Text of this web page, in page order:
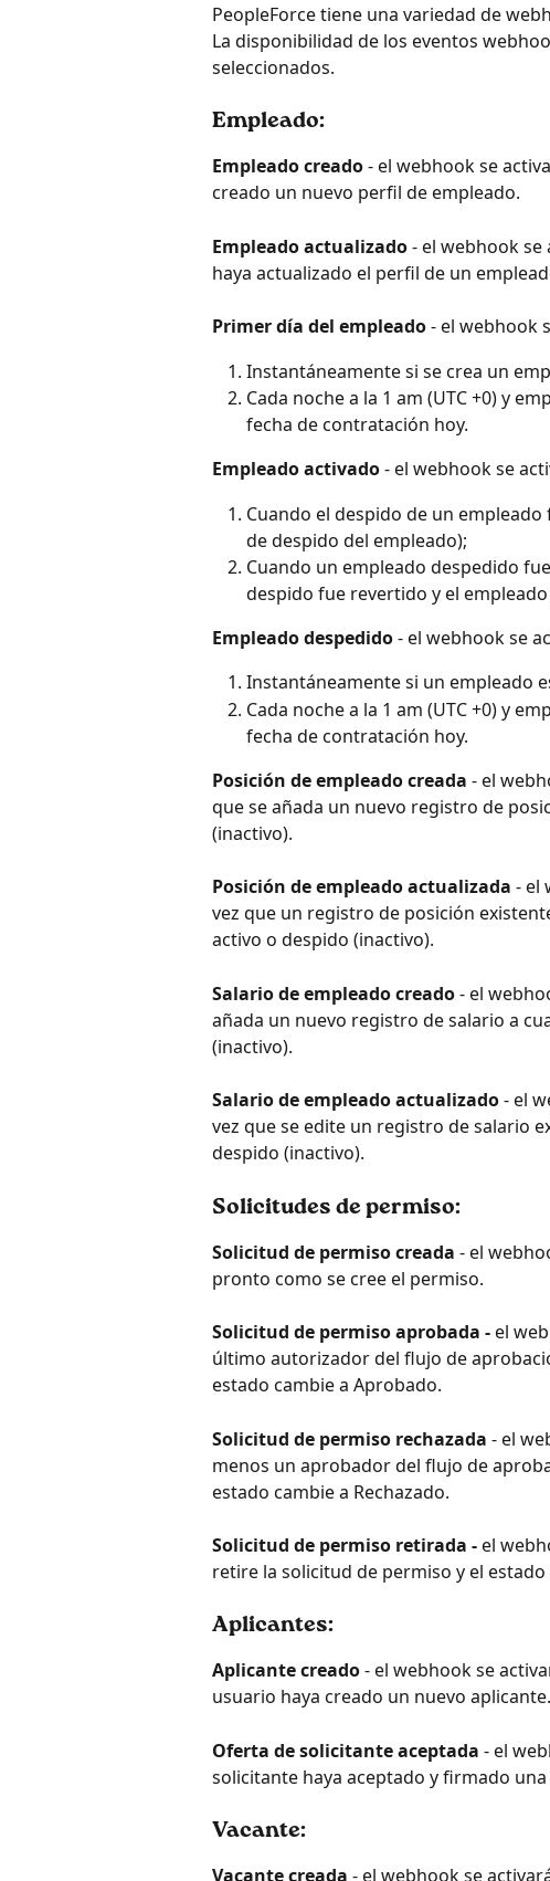
PeopleForce tiene una variedad de
La disponibilidad de los eventos
seleccionados.
Empleado:
Empleado creado - el webhook se
creado un nuevo perfil de empleado.
Empleado actualizado - el webhook
haya actualizado el perfil de un
Primer día del empleado - el webhook
Instantáneamente si se crea un
Cada noche a la 1 am (UTC +0) y
fecha de contratación hoy.
Empleado activado - el webhook se
Cuando el despido de un
de despido del empleado);
Cuando un empleado despedido
despido fue revertido y el
Empleado despedido - el webhook se
Instantáneamente si un empleado
Cada noche a la 1 am (UTC +0) y
fecha de contratación hoy.
Posición de empleado creada - el
que se añada un nuevo registro de
(inactivo).
Posición de empleado actualizada - el
vez que un registro de posición
activo o despido (inactivo).
Salario de empleado creado - el
añada un nuevo registro de salario a
(inactivo).
Salario de empleado actualizado - el
vez que se edite un registro de salario
despido (inactivo).
Solicitudes de permiso:
Solicitud de permiso creada - el
pronto como se cree el permiso.
Solicitud de permiso aprobada - el
último autorizador del flujo de
estado cambie a Aprobado.
Solicitud de permiso rechazada - el
menos un aprobador del flujo de
estado cambie a Rechazado.
Solicitud de permiso retirada - el
retire la solicitud de permiso y el estado
Aplicantes:
Aplicante creado - el webhook se
usuario haya creado un nuevo aplicante.
Oferta de solicitante aceptada - el
solicitante haya aceptado y firmado
Vacante:
Vacante creada - el webhook se